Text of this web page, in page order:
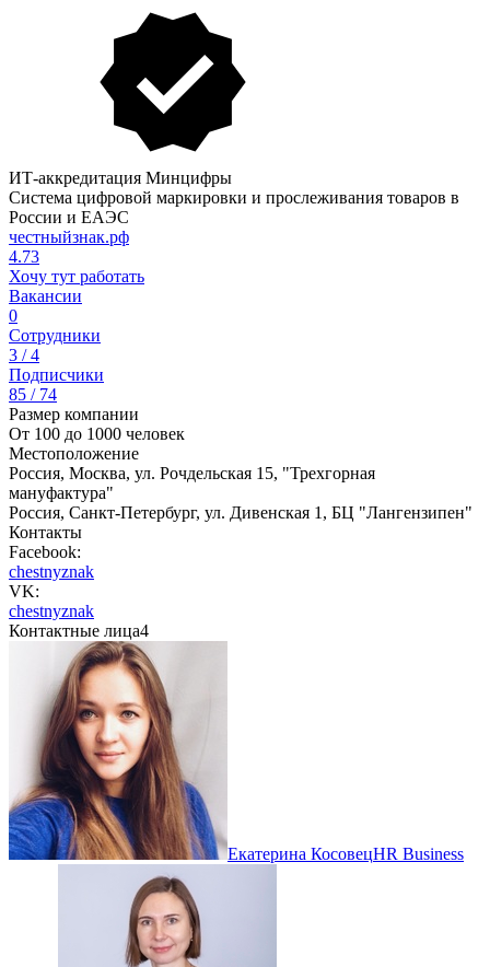
ИТ-аккредитация Минцифры
Система цифровой маркировки и прослеживания товаров в
России и ЕАЭС
честныйзнак.рф
4.73
Хочу тут работать
Вакансии
0
Сотрудники
3 / 4
Подписчики
85 / 74
Размер компании
От 100 до 1000 человек
Местоположение
Россия, Москва, ул. Рочдельская 15, "Трехгорная
мануфактура"
Россия, Санкт-Петербург, ул. Дивенская 1, БЦ "Лангензипен"
Контакты
Facebook:
chestnyznak
VK:
chestnyznak
Контактные лица4
Екатерина КосовецHR Business